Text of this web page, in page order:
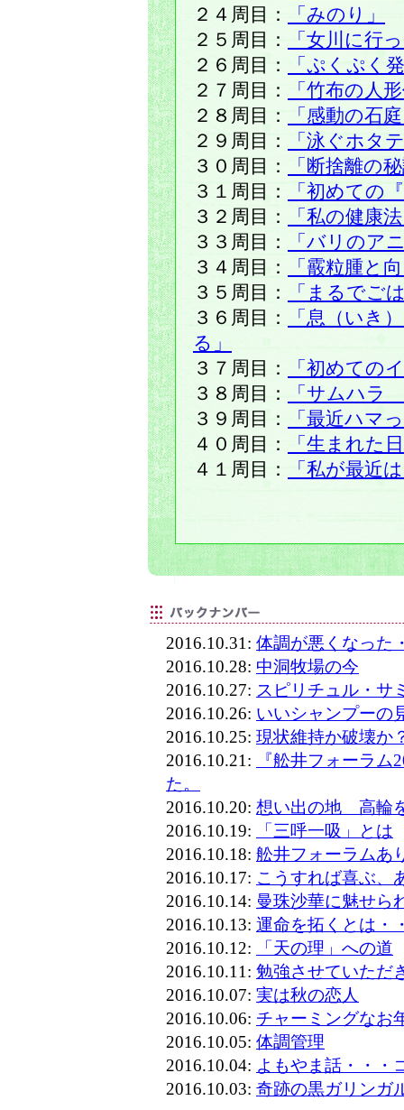
２４周目：
「みのり」
２５周目：
「女川に行
２６周目：
「ぷくぷく
２７周目：
「竹布の人
２８周目：
「感動の石
２９周目：
「泳ぐホタ
３０周目：
「断捨離の
３１周目：
「初めての
３２周目：
「私の健康
３３周目：
「バリのア
３４周目：
「霰粒腫と
３５周目：
「まるでご
３６周目：
「息（いき
る」
３７周目：
「初めての
３８周目：
「サムハラ
３９周目：
「最近ハマ
４０周目：
「生まれた
４１周目：
「私が最近
2016.10.31: 体調が悪くなった
2016.10.28: 中洞牧場の今
2016.10.27: スピリチュル・サ
2016.10.26: いいシャンプーの
2016.10.25: 現状維持か破壊か
2016.10.21:
『舩井フォーラ
た。
2016.10.20: 想い出の地 高輪
2016.10.19:
「三呼一吸」とは
2016.10.18: 舩井フォーラムあ
2016.10.17: こうすれば喜ぶ、
2016.10.14: 曼珠沙華に魅せら
2016.10.13: 運命を拓くとは・
2016.10.12:
「天の理」への道
2016.10.11: 勉強させていただ
2016.10.07: 実は秋の恋人
2016.10.06: チャーミングなお
2016.10.05: 体調管理
2016.10.04: よもやま話・・・
2016.10.03: 奇跡の黒ガリンガ